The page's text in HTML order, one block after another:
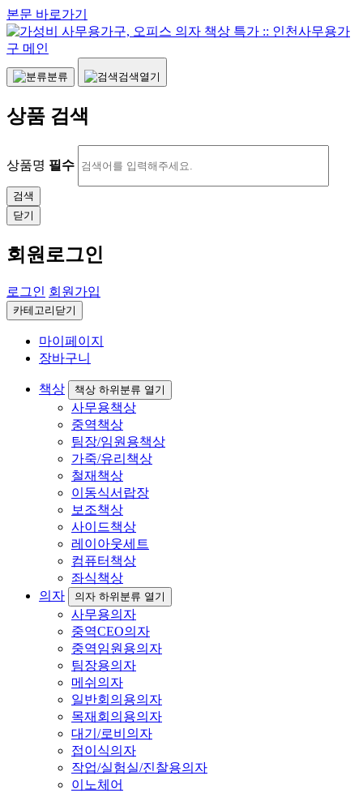
본문 바로가기
분류 검색열기
상품 검색
상품명 필수
닫기
회원로그인
로그인 회원가입
카테고리닫기
마이페이지
장바구니
책상 책상 하위분류 열기
사무용책상
중역책상
팀장/임원용책상
가죽/유리책상
철재책상
이동식서랍장
보조책상
사이드책상
레이아웃세트
컴퓨터책상
좌식책상
의자
의자 하위분류 열기
사무용의자
중역CEO의자
중역임원용의자
팀장용의자
메쉬의자
일반회의용의자
목재회의용의자
대기/로비의자
접이식의자
작업/실험실/진찰용의자
이노체어